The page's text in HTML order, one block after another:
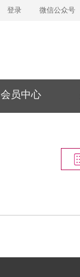
登录 微信公众号
会员中心